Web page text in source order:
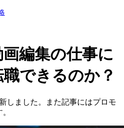
編集の仕事に
できるのか？
しました。また記事にはプロモ